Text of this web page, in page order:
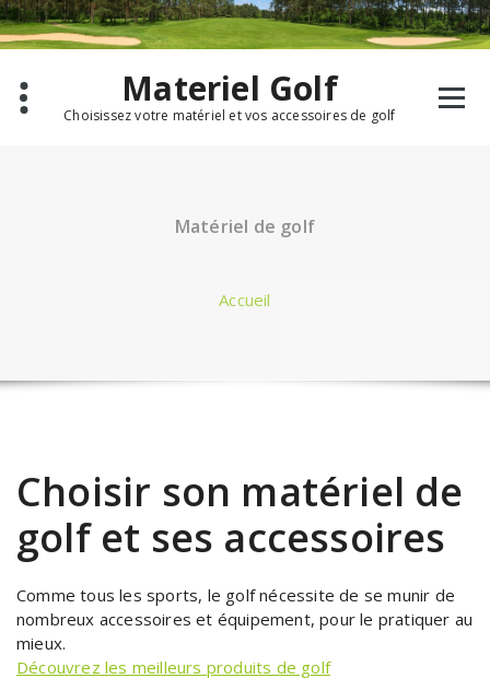
Aller
au
contenu
Materiel Golf
Choisissez votre matériel et vos accessoires de golf
Matériel de golf
Accueil
Choisir son matériel de
golf et ses accessoires
Comme tous les sports, le golf nécessite de se munir de
nombreux accessoires et équipement, pour le pratiquer au
mieux.
Découvrez les meilleurs produits de golf